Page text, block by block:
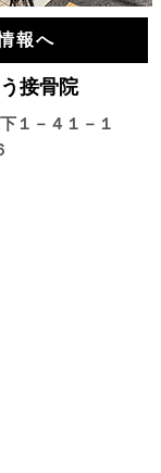
報へ
接骨院
１－４１－１